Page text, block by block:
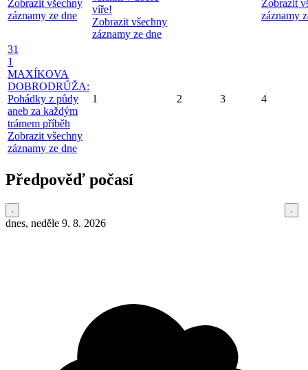
Zobrazit všechny
záznamy ze dne
víře!
Zobrazit všechny
záznamy ze dne
Zobrazit
záznamy
31
1
MAXÍKOVA
DOBRODRŮŽA:
Pohádky z půdy
aneb za každým
trámem příběh
Zobrazit všechny
záznamy ze dne
1 2 3 4
Předpověď počasí
dnes, neděle 9. 8. 2026